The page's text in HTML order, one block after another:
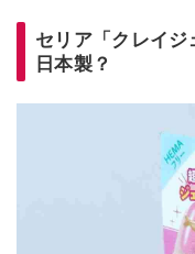
セリア「クレイジ
日本製？